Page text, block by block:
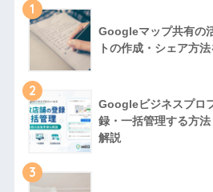
1
Googleマップ共有の
トの作成・シェア方
2
Googleビジネスプロ
録・一括管理する方
解説
3